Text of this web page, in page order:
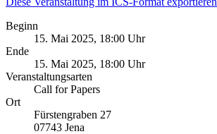
Beginn
15. Mai 2025, 18:00 Uhr
Ende
15. Mai 2025, 18:00 Uhr
Veranstaltungsarten
Call for Papers
Ort
Fürstengraben 27
07743 Jena